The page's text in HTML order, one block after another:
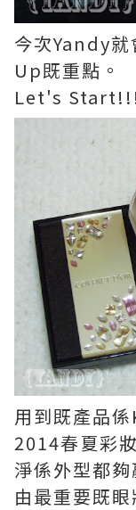
今次Yandy
Up既重點。
Let's
用到既產品
2014春夏彩
淨係外型都
由最重要既眼